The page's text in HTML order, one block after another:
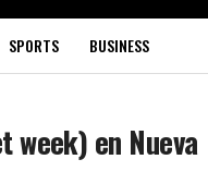
SPORTS BUSINESS
week) en Nueva